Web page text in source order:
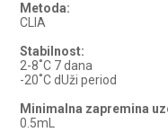
Metoda:
CLIA
Stabilnost:
2-8˚C 7 dana
-20˚C dUži period
Minimalna zapremina
0.5mL